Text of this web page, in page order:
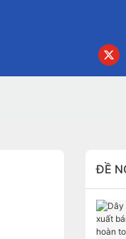
Tôi Liên Hệ Với
ĐỀ